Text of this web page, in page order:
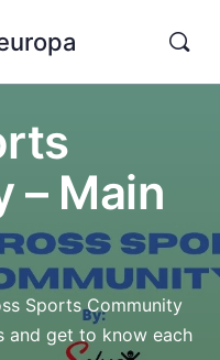
– Main
Sports Community
and get to know each